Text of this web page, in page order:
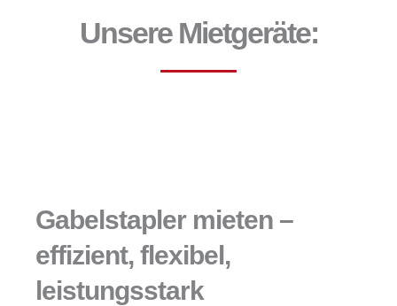
Unsere Mietgeräte:
Gabelstapler mieten –
effizient, flexibel,
leistungsstark